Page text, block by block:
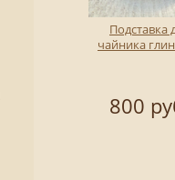
Подставка
чайника
800